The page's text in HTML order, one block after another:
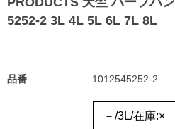
5252-2 3L 4L 5L 6L 7L 8L
品番 1012545252-2